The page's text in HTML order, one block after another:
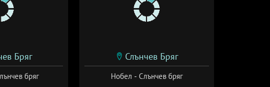
Бряг
бряг
Слънчев Бряг
Нобел - Слънчев бряг